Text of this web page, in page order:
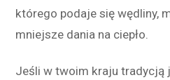
którego podaje się wędliny,
mniejsze dania na ciepło.
Jeśli w twoim kraju tradycją